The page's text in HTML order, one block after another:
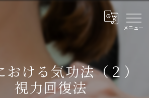
おける気功法（２）
力回復法